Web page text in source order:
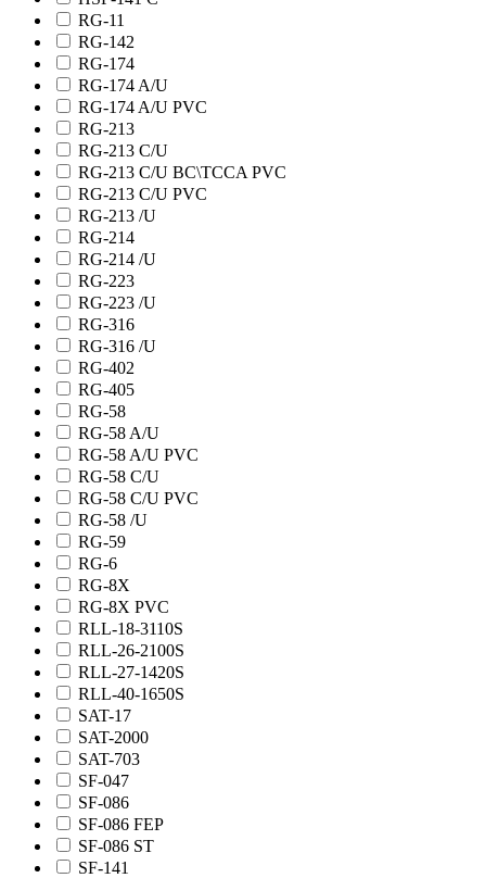
RG-11
RG-142
RG-174
RG-174 A/U
RG-174 A/U PVC
RG-213
RG-213 C/U
RG-213 C/U BC\TCCA PVC
RG-213 C/U PVC
RG-213 /U
RG-214
RG-214 /U
RG-223
RG-223 /U
RG-316
RG-316 /U
RG-402
RG-405
RG-58
RG-58 A/U
RG-58 A/U PVC
RG-58 C/U
RG-58 C/U PVC
RG-58 /U
RG-59
RG-6
RG-8X
RG-8X PVC
RLL-18-3110S
RLL-26-2100S
RLL-27-1420S
RLL-40-1650S
SAT-17
SAT-2000
SAT-703
SF-047
SF-086
SF-086 FEP
SF-086 ST
SF-141